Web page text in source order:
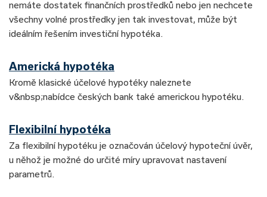
nemáte dostatek finančních prostředků nebo jen nechcete
všechny volné prostředky jen tak investovat, může být
ideálním řešením investiční hypotéka.
Americká hypotéka
Kromě klasické účelové hypotéky naleznete
v&nbsp;nabídce českých bank také americkou hypotéku.
Flexibilní hypotéka
Za flexibilní hypotéku je označován účelový hypoteční úvěr,
u něhož je možné do určité míry upravovat nastavení
parametrů.